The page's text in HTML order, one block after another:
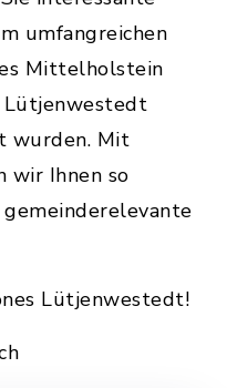
umfangreichen
Mittelholstein
Lütjenwestedt
wurden. Mit
wir Ihnen so
Lütjenwestedt!